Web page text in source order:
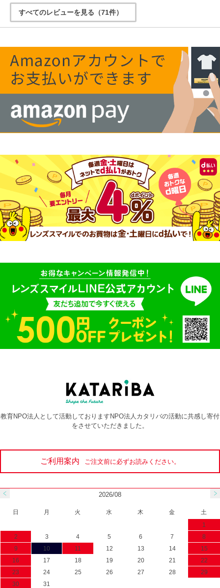
すべてのレビューを見る（71件）
教育NPO法人として活動しておりますNPO法人カタリバの活動に共感し寄付
をさせていただきました。
ご利用案内 ご注文前に必ずお読みください。
2026/08
日 月 火 水 木 金
土
1
2
3 4 5 6 7
8
9
10 11 12 13 14
15
16
17 18 19 20 21
22
23
24 25 26 27 28
29
30
31